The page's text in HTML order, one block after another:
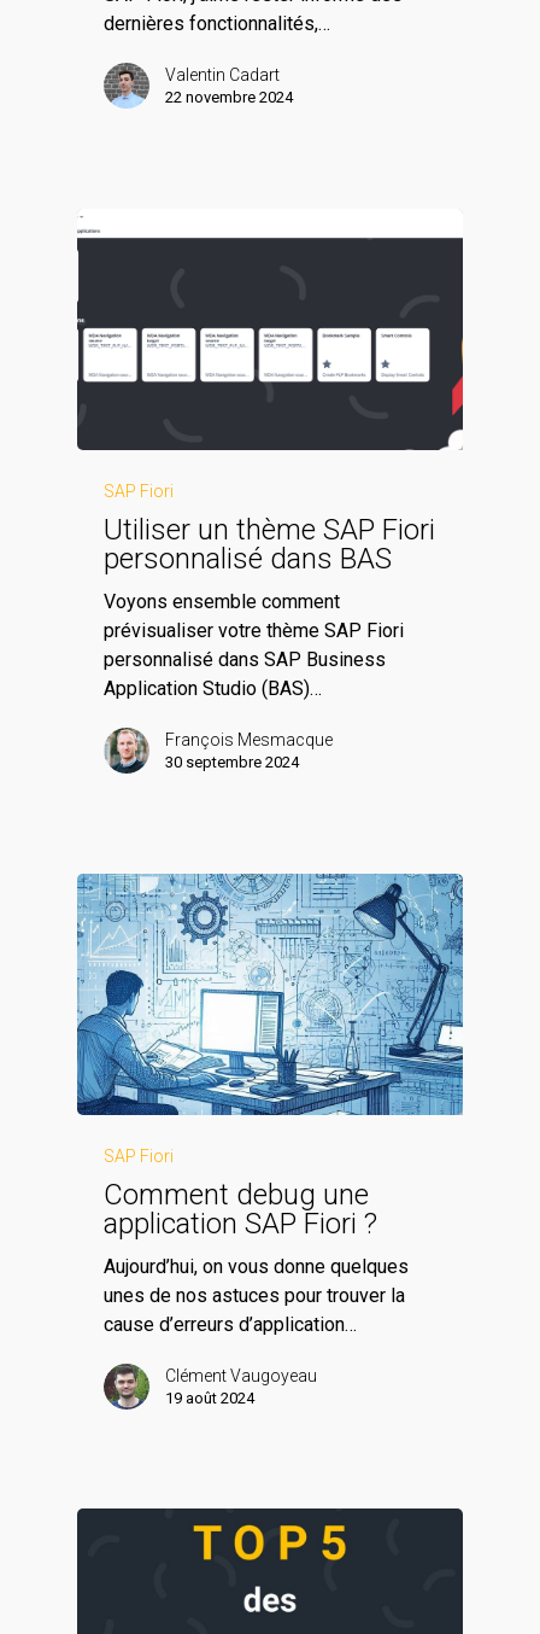
dernières fonctionnalités,…
Valentin Cadart
22 novembre 2024
SAP Fiori
Utiliser un thème SAP Fiori
personnalisé dans BAS
Voyons ensemble comment
prévisualiser votre thème SAP Fiori
personnalisé dans SAP Business
Application Studio (BAS)…
François Mesmacque
30 septembre 2024
SAP Fiori
Comment debug une
application SAP Fiori ?
Aujourd’hui, on vous donne quelques
unes de nos astuces pour trouver la
cause d’erreurs d’application…
Clément Vaugoyeau
19 août 2024